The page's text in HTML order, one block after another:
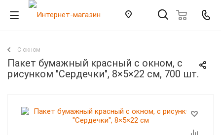
С окном
Пакет бумажный красный с окном, с
рисунком "Сердечки", 8×5×22 см, 700 шт.